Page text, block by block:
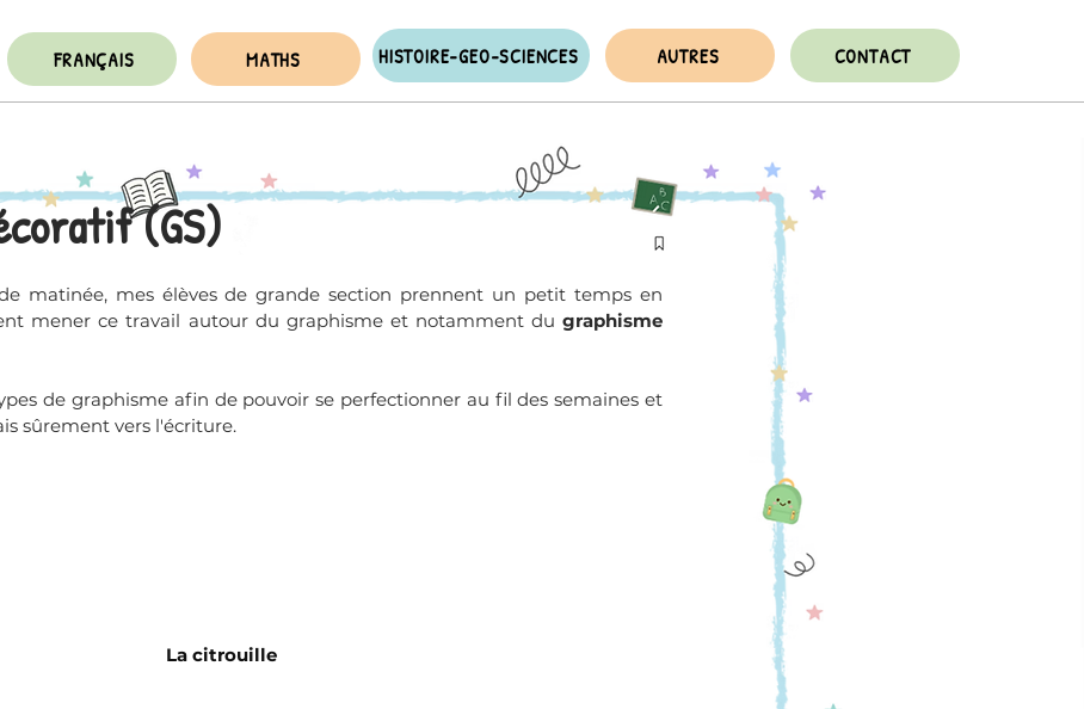
FRANÇAIS MATHS HISTOIRE-GEO-SCIENCES AUTRES CONTACT
(GS)
matinée, mes élèves de grande section prennent un petit temps en
mener ce travail autour du graphisme et notamment du graphisme
de graphisme afin de pouvoir se perfectionner au fil des semaines et
sûrement vers l'écriture.
La citrouille